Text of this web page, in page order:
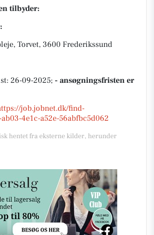
tilbyder:
Torvet, 3600 Frederikssund
26-09-2025; - ansøgningsfristen er
job.jobnet.dk/find-
4e1c-a52e-56abfbc5d062
hentet fra eksterne kilder, herunder